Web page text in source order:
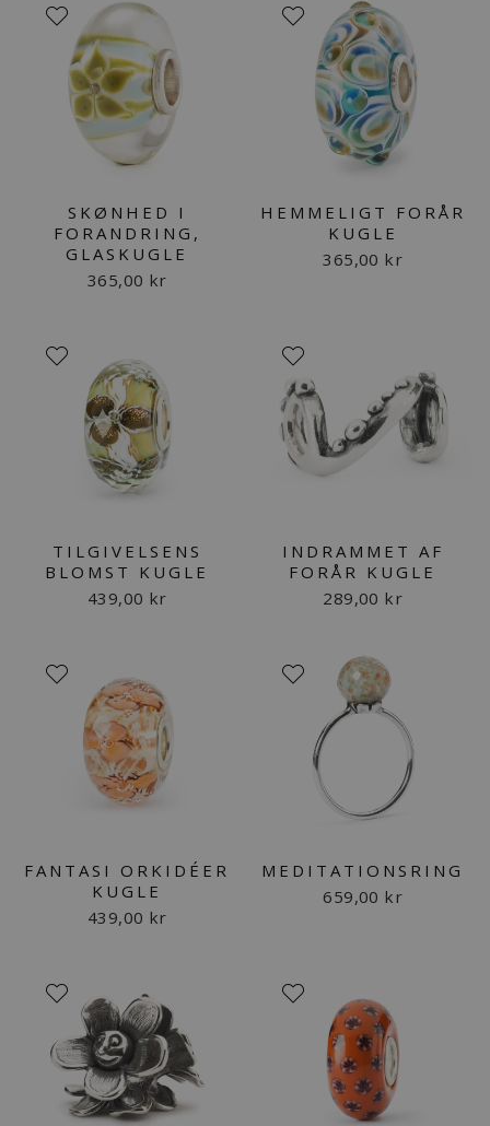
SKØNHED I
FORANDRING,
GLASKUGLE
365,00 kr
HEMMELIGT FORÅR
KUGLE
365,00 kr
TILGIVELSENS
BLOMST KUGLE
439,00 kr
INDRAMMET AF
FORÅR KUGLE
289,00 kr
FANTASI ORKIDÉER
KUGLE
439,00 kr
MEDITATIONSRING
659,00 kr